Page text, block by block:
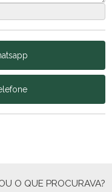
O QUE PROCURAVA?